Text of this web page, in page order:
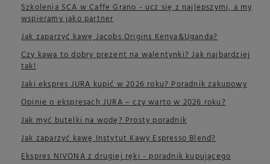
Szkolenia SCA w Caffe Grano - ucz się z najlepszymi, a my
wspieramy jako partner
Jak zaparzyć kawę Jacobs Origins Kenya&Uganda?
Czy kawa to dobry prezent na walentynki? Jak najbardziej
tak!
Jaki ekspres JURA kupić w 2026 roku? Poradnik zakupowy
Opinie o ekspresach JURA – czy warto w 2026 roku?
Jak myć butelki na wodę? Prosty poradnik
Jak zaparzyć kawę Instytut Kawy Espresso Blend?
Ekspres NIVONA z drugiej ręki - poradnik kupującego